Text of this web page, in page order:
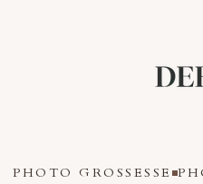
PHOTO GROSSESSE